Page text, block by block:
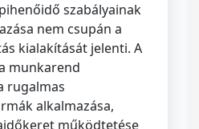
szabályainak
nem csupán a
kialakítását jelenti. A
munkarend
rugalmas
alkalmazása,
működtetése